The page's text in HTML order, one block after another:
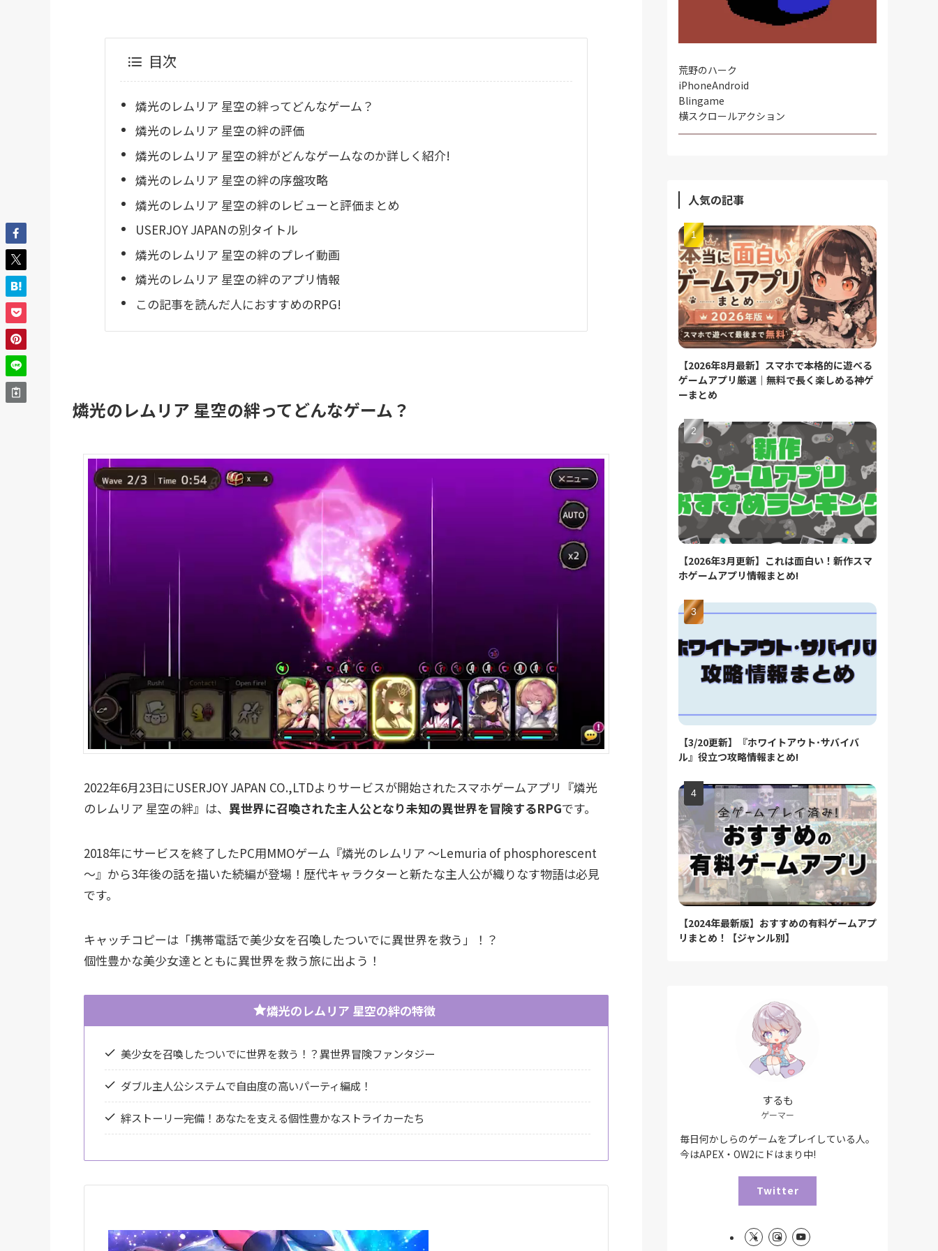
目次
燐光のレムリア 星空の絆ってどんなゲーム？
燐光のレムリア 星空の絆の評価
燐光のレムリア 星空の絆がどんなゲームなのか詳しく紹介!
燐光のレムリア 星空の絆の序盤攻略
燐光のレムリア 星空の絆のレビューと評価まとめ
USERJOY JAPANの別タイトル
燐光のレムリア 星空の絆のプレイ動画
燐光のレムリア 星空の絆のアプリ情報
この記事を読んだ人におすすめのRPG!
燐光のレムリア 星空の絆ってどんなゲーム？
2022年6月23日にUSERJOY JAPAN CO.,LTDよりサービスが開始されたスマホゲームアプリ『燐光
のレムリア 星空の絆』は、 異世界に召喚された主人公となり未知の異世界を冒険するRPGです。
2018年にサービスを終了したPC用MMOゲーム『燐光のレムリア ～Lemuria of phosphorescent
～』から3年後の話を描いた続編が登場！歴代キャラクターと新たな主人公が織りなす物語は必見
です。
キャッチコピーは「携帯電話で美少女を召喚したついでに異世界を救う」！？
個性豊かな美少女達とともに異世界を救う旅に出よう！
燐光のレムリア 星空の絆の特徴
美少女を召喚したついでに世界を救う！？異世界冒険ファンタジー
ダブル主人公システムで自由度の高いパーティ編成！
絆ストーリー完備！あなたを支える個性豊かなストライカーたち
荒野のハーク
iPhoneAndroid
Blingame
横スクロールアクション
人気の記事
【2026年8月最新】スマホで本格的に遊べる
ゲームアプリ厳選｜無料で長く楽しめる神ゲ
ーまとめ
【2026年3月更新】これは面白い！新作スマ
ホゲームアプリ情報まとめ!
【3/20更新】『ホワイトアウト･サバイバ
ル』役立つ攻略情報まとめ!
【2024年最新版】おすすめの有料ゲームアプ
リまとめ！【ジャンル別】
するも
ゲーマー
毎日何かしらのゲームをプレイしている人。
今はAPEX・OW2にドはまり中!
Twitter